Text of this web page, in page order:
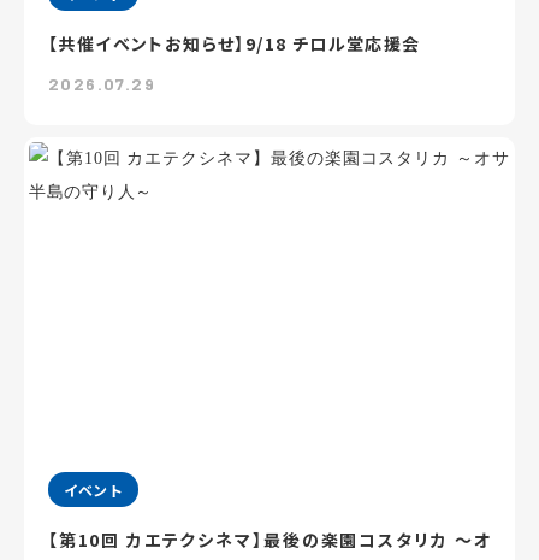
【共催イベントお知らせ】9/18 チロル堂応援会
2026.07.29
イベント
【第10回 カエテクシネマ】最後の楽園コスタリカ ～オ